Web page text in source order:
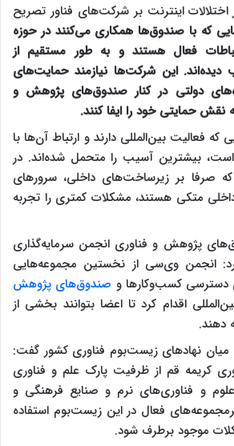
اختلالات اینترنت بر شرکت‌های فناور تصریح
که با صندوق‌ها همکاری می‌کنند در حوزه
فعال هستند و به طور مستقیم از
دیده‌اند. این شرکت‌ها نیازمند حمایت‌های
دولتی در کنار صندوق‌های پژوهش و
نقش حمایتی خود را ایفا کنند.
فعالیت بین‌المللی دارند و ارتباط آن‌ها با
بیشترین آسیب را متحمل شده‌اند. در
صرفا بر زیرساخت‌های داخلی، سرورهای
متکی هستند، مشکلات کمتری را تجربه
پژوهش و فناوری انجمن سرمایه‌گذاری
انجمن وی‌سی از نخستین مجموعه‌هایی
دسترسی کسب‌وکارها و صندوق‌های پژوهش
اقدام کرد تا اعضا بتوانند بخشی از
دهند.
میان نهادهای زیست‌بوم فناوری کشور گفت:
کریمه قم از ظرفیت پارک علم و فناوری
و فناوری‌های نرم و صنایع فرهنگی و
فعال در این زیست‌بوم استفاده
موجود برطرف شود.